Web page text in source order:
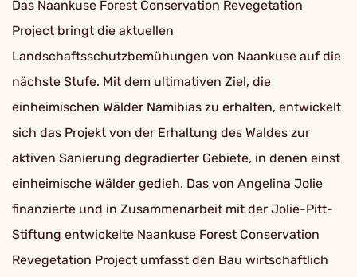
Das Naankuse Forest Conservation Revegetation
Project bringt die aktuellen
Landschaftsschutzbemühungen von Naankuse auf die
nächste Stufe. Mit dem ultimativen Ziel, die
einheimischen Wälder Namibias zu erhalten, entwickelt
sich das Projekt von der Erhaltung des Waldes zur
aktiven Sanierung degradierter Gebiete, in denen einst
einheimische Wälder gedieh. Das von Angelina Jolie
finanzierte und in Zusammenarbeit mit der Jolie-Pitt-
Stiftung entwickelte Naankuse Forest Conservation
Revegetation Project umfasst den Bau wirtschaftlich